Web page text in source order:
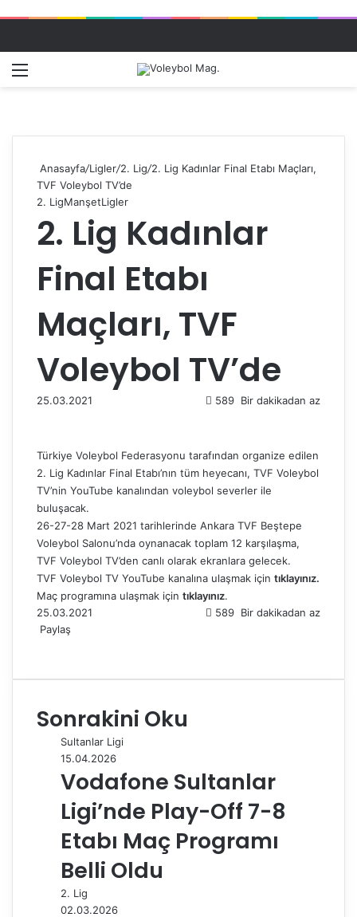
Anasayfa/Ligler/2. Lig/2. Lig Kadınlar Final Etabı Maçları,
TVF Voleybol TV’de
2. LigManşetLigler
2. Lig Kadınlar
Final Etabı
Maçları, TVF
Voleybol TV’de
25.03.2021 589 Bir dakikadan az
Türkiye Voleybol Federasyonu tarafından organize edilen
2. Lig Kadınlar Final Etabı’nın tüm heyecanı, TVF Voleybol
TV’nin YouTube kanalından voleybol severler ile
buluşacak.
26-27-28 Mart 2021 tarihlerinde Ankara TVF Beştepe
Voleybol Salonu’nda oynanacak toplam 12 karşılaşma,
TVF Voleybol TV’den canlı olarak ekranlara gelecek.
TVF Voleybol TV YouTube kanalına ulaşmak için tıklayınız.
Maç programına ulaşmak için tıklayınız.
25.03.2021
589 Bir dakikadan az
Paylaş
c
b
o
n
e
d
m
r
n
e
r
d
i
t
a
s
A
p
p
l
g
r
a
m
P
s
t
a
i
l
y
l
a
ş
z
ı
r
Sonrakini Oku
Sultanlar Ligi
15.04.2026
Vodafone Sultanlar
Ligi’nde Play-Off 7-8
Etabı Maç Programı
Belli Oldu
2. Lig
02.03.2026